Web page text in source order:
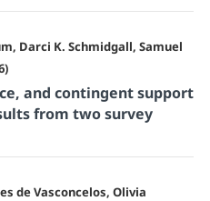
Darci K. Schmidgall, Samuel
and contingent support
from two survey
de Vasconcelos, Olivia